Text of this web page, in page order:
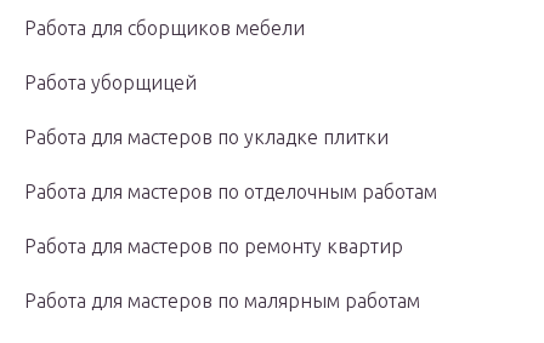
Работа для сборщиков мебели
Работа уборщицей
Работа для мастеров по укладке плитки
Работа для мастеров по отделочным работам
Работа для мастеров по ремонту квартир
Работа для мастеров по малярным работам